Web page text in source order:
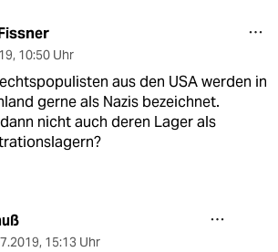
, 10:50 Uhr
aus den USA werden in
gerne als Nazis bezeichnet.
nicht auch deren Lager als
, 15:13 Uhr